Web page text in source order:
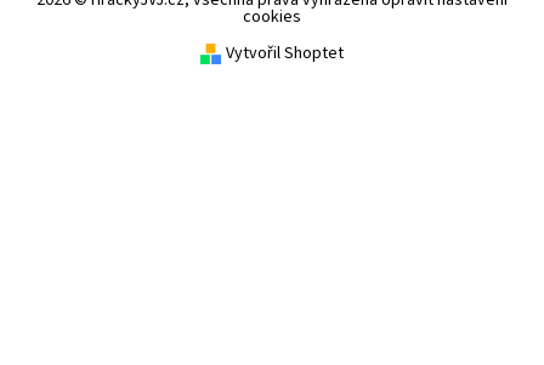
cookies
Vytvořil Shoptet